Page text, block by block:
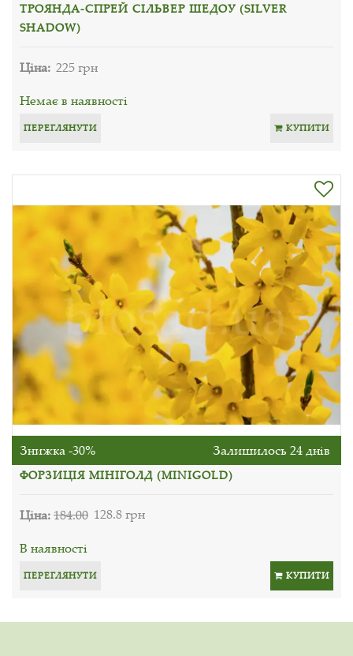
ТРОЯНДА-СПРЕЙ СІЛЬВЕР ШЕДОУ (SILVER
SHADOW)
Ціна: 225 грн
Немає в наявності
ПЕРЕГЛЯНУТИ КУПИТИ
Знижка -30% Залишилось 24 днів
ФОРЗИЦІЯ МІНІГОЛД (MINIGOLD)
Ціна:184.00 128.8 грн
В наявності
ПЕРЕГЛЯНУТИ КУПИТИ